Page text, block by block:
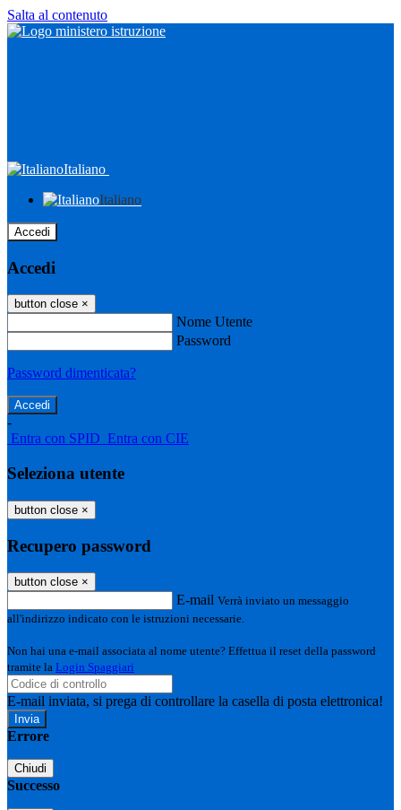
Salta al contenuto
Italiano
Italiano
Accedi
Accedi
button close ×
Nome Utente
Password
Password dimenticata?
-
Entra con SPID Entra con CIE
Seleziona utente
button close ×
Recupero password
button close ×
E-mail Verrà inviato un messaggio
all'indirizzo indicato con le istruzioni necessarie.
Non hai una e-mail associata al nome utente? Effettua il reset della password
tramite la Login Spaggiari
E-mail inviata, si prega di controllare la casella di posta elettronica!
Errore
Chiudi
Successo